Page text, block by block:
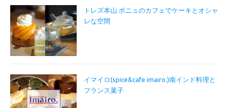
トレズ本山 ボニュのカフェでケーキとオシャ
レな空間
イマイロ(spice&cafe imairo.)南インド料理と
フランス菓子